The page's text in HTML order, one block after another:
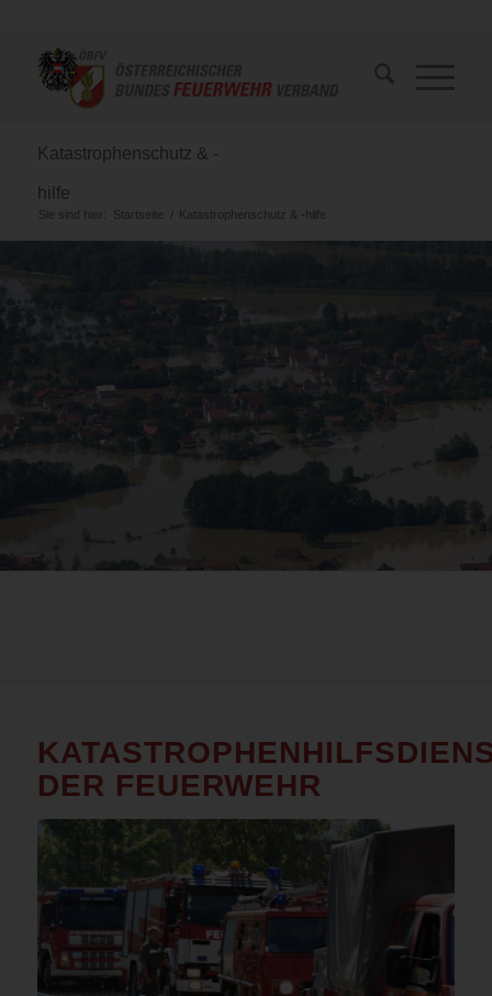
Katastrophenschutz & -
hilfe
Sie sind hier: Startseite / Katastrophenschutz & -hilfe
DER FEUERWEHR